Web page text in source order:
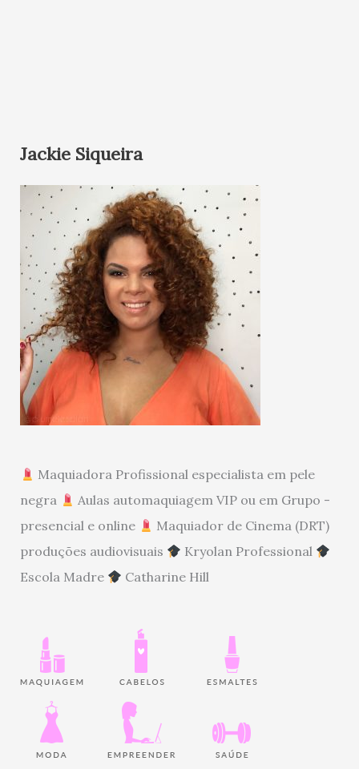
Jackie Siqueira
Maquiadora Profissional especialista em pele
negra
Aulas automaquiagem VIP ou em Grupo -
presencial e online
Maquiador de Cinema (DRT)
produções audiovisuais
Kryolan Professional
Escola Madre
Catharine Hill